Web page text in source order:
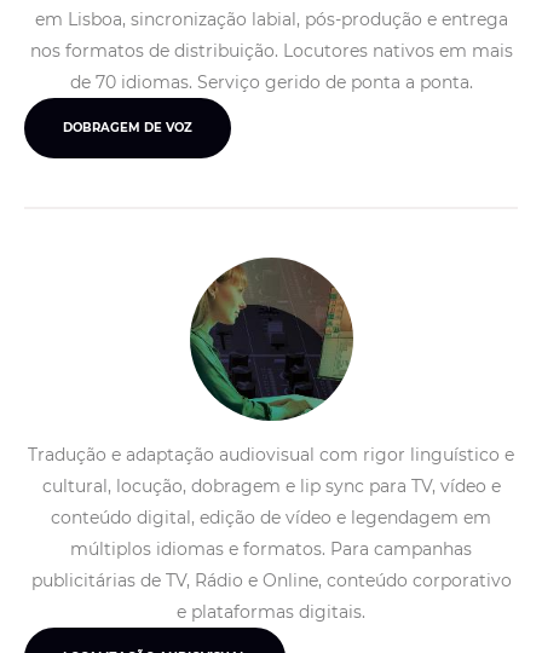
em Lisboa, sincronização labial, pós-produção e entrega
nos formatos de distribuição. Locutores nativos em mais
de 70 idiomas. Serviço gerido de ponta a ponta.
DOBRAGEM DE VOZ
Tradução e adaptação audiovisual com rigor linguístico e
cultural, locução, dobragem e lip sync para TV, vídeo e
conteúdo digital, edição de vídeo e legendagem em
múltiplos idiomas e formatos. Para campanhas
publicitárias de TV, Rádio e Online, conteúdo corporativo
e plataformas digitais.